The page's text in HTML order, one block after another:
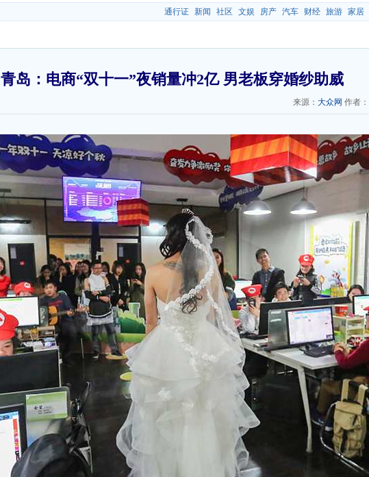
通行证 新闻 社区 文娱 房产 汽车 财经 旅游 家居
青岛：电商“双十一”夜销量冲2亿 男老板穿婚纱助威
来源： 大众网 作者：